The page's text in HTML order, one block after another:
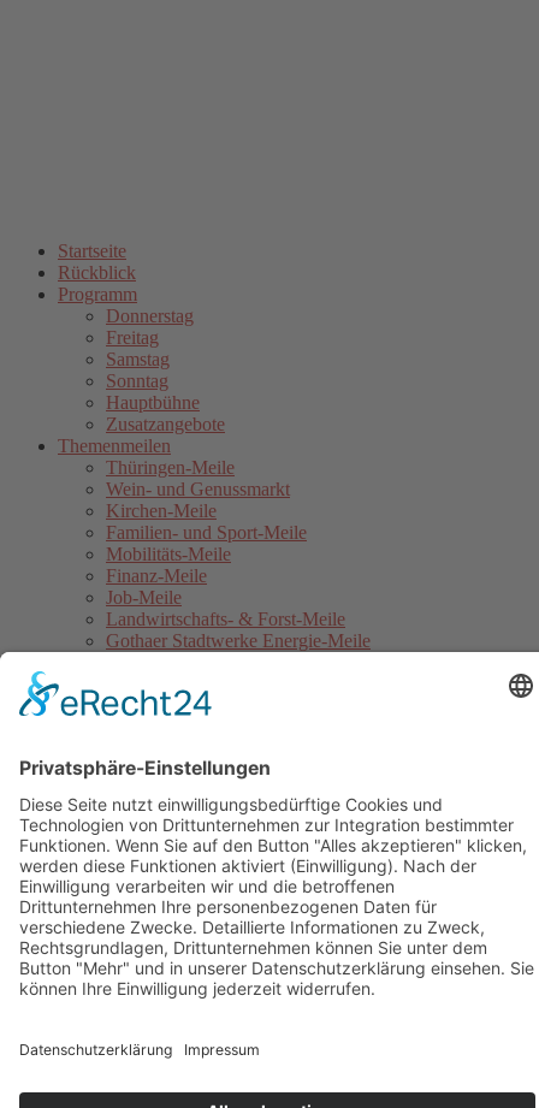
Startseite
Rückblick
Programm
Donnerstag
Freitag
Samstag
Sonntag
Hauptbühne
Zusatzangebote
Themenmeilen
Thüringen-Meile
Wein- und Genussmarkt
Kirchen-Meile
Familien- und Sport-Meile
Mobilitäts-Meile
Finanz-Meile
Job-Meile
Landwirtschafts- & Forst-Meile
Gothaer Stadtwerke Energie-Meile
Jahrmarkt
Hinweise für Anwohner
Anfahrt
Sicherheitshinweise
Veranstaltungsordnung
Kontakt
Übersichtskarte Thüringentag
Barrierefreie Karte
Sponsoren
Pressebereich
Kontakt
Cookie-Einstellungen